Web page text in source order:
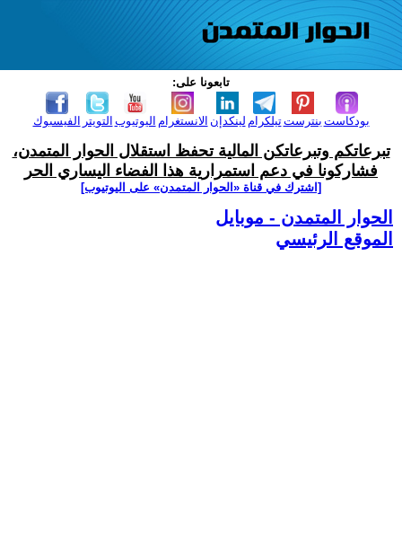
تابعونا على:
الفيسبوك التويتر اليوتيوب الانستغرام لينكدإن تيلكرامبنترست بودكاست
تبرعاتكم وتبرعاتكن المالية تحفظ استقلال الحوار المتمدن،
فشاركونا في دعم استمرارية هذا الفضاء اليساري الحر
[اشترك في قناة ‫«الحوار المتمدن» على اليوتيوب]
الحوار المتمدن - موبايل
الموقع الرئيسي